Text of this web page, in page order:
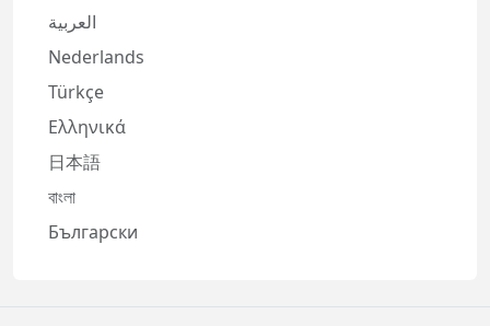
العربية
Nederlands
Türkçe
Ελληνικά
日本語
বাংলা
Български